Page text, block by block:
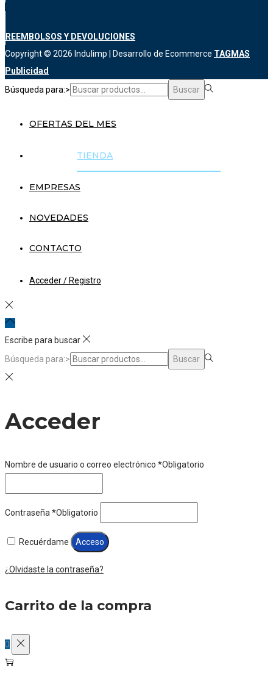
REEMBOLSOS Y DEVOLUCIONES
Copyright © 2026 Indulimp | Desarrollo de Ecommerce TAGMAS
Publicidad
Búsqueda para:>
Buscar
OFERTAS DEL MES
TIENDA
EMPRESAS
NOVEDADES
CONTACTO
Acceder / Registro
Escribe para buscar
Búsqueda para:>
Buscar
Acceder
Nombre de usuario o correo electrónico *Obligatorio
Contraseña *Obligatorio
Recuérdame Acceso
¿Olvidaste la contraseña?
Carrito de la compra
0